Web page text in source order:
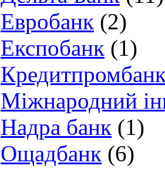
Евробанк (2)
Експобанк (1)
Міжнародний
Надра банк (1)
Ощадбанк (6)